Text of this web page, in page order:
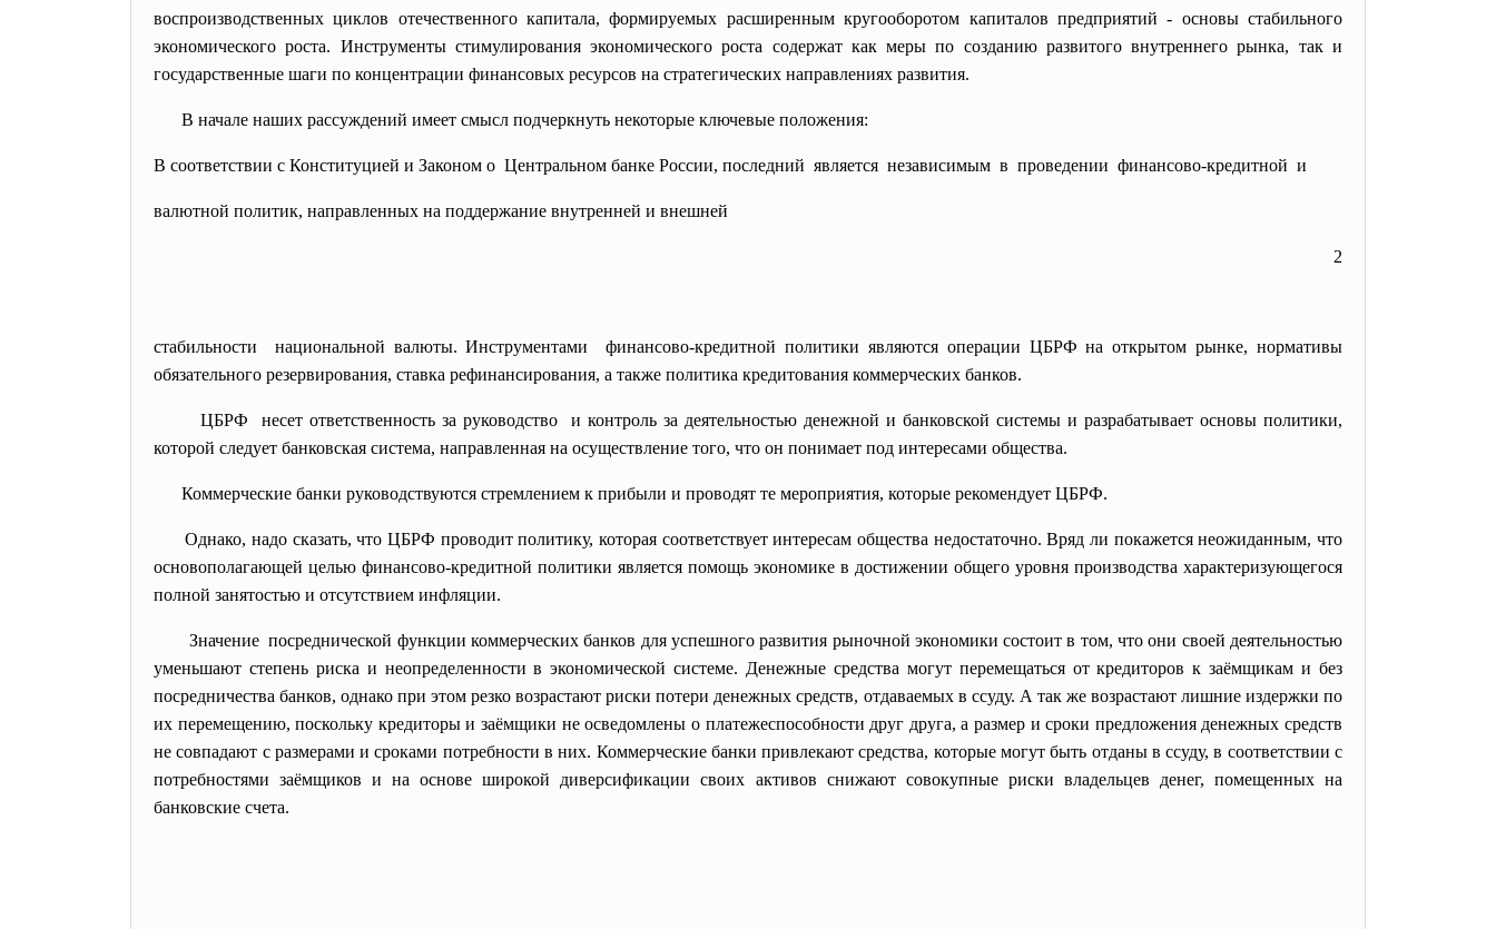
воспроизводственных циклов отечественного капитала, формируемых расширенным кругооборотом капиталов предприятий - основы стабильного
экономического роста. Инструменты стимулирования экономического роста содержат как меры по созданию развитого внутреннего рынка, так и
государственные шаги по концентрации финансовых ресурсов на стратегических направлениях развития.
В начале наших рассуждений имеет смысл подчеркнуть некоторые ключевые положения:
В соответствии с Конституцией и Законом о Центральном банке России, последний является независимым в проведении финансово-кредитной и
валютной политик, направленных на поддержание внутренней и внешней
2
стабильности национальной валюты. Инструментами финансово-кредитной политики являются операции ЦБРФ на открытом рынке, нормативы
обязательного резервирования, ставка рефинансирования, а также политика кредитования коммерческих банков.
ЦБРФ несет ответственность за руководство и контроль за деятельностью денежной и банковской системы и разрабатывает основы политики,
которой следует банковская система, направленная на осуществление того, что он понимает под интересами общества.
Коммерческие банки руководствуются стремлением к прибыли и проводят те мероприятия, которые рекомендует ЦБРФ.
Однако, надо сказать, что ЦБРФ проводит политику, которая соответствует интересам общества недостаточно. Вряд ли покажется неожиданным, что
основополагающей целью финансово-кредитной политики является помощь экономике в достижении общего уровня производства характеризующегося
полной занятостью и отсутствием инфляции.
Значение посреднической функции коммерческих банков для успешного развития рыночной экономики состоит в том, что они своей деятельностью
уменьшают степень риска и неопределенности в экономической системе. Денежные средства могут перемещаться от кредиторов к заёмщикам и без
посредничества банков, однако при этом резко возрастают риски потери денежных средств, отдаваемых в ссуду. А так же возрастают лишние издержки по
их перемещению, поскольку кредиторы и заёмщики не осведомлены о платежеспособности друг друга, а размер и сроки предложения денежных средств
не совпадают с размерами и сроками потребности в них. Коммерческие банки привлекают средства, которые могут быть отданы в ссуду, в соответствии с
потребностями заёмщиков и на основе широкой диверсификации своих активов снижают совокупные риски владельцев денег, помещенных на
банковские счета.